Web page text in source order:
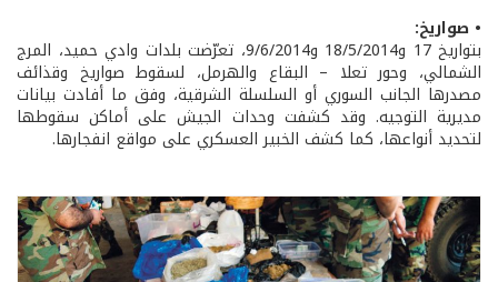
• صواريخ:
بتواريخ 17 و18/5/2014 و9/6/2014، تعرّضت بلدات وادي حميد، المرج
الشمالي، وحور تعلا – البقاع والهرمل، لسقوط صواريخ وقذائف
مصدرها الجانب السوري أو السلسلة الشرقية، وفق ما أفادت بيانات
مديرية التوجيه. وقد كشفت وحدات الجيش على أماكن سقوطها
لتحديد أنواعها، كما كشف الخبير العسكري على مواقع انفجارها.